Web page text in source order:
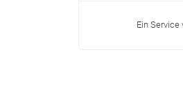
Ein Service